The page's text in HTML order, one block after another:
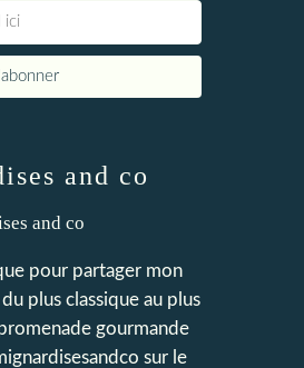
and co
pour partager mon
plus classique au plus
gourmande
sur le